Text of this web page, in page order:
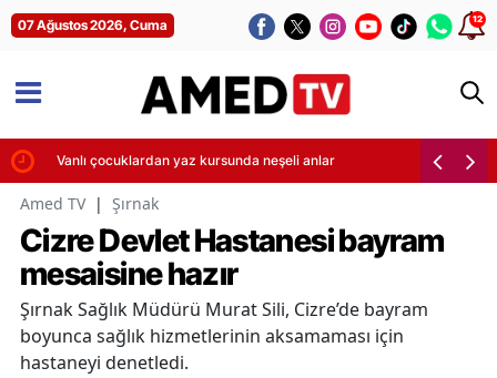
07 Ağustos 2026, Cuma 12
Vanlı çocuklardan yaz kursunda neşeli anlar
Amed TV | Şırnak
Cizre Devlet Hastanesi bayram
mesaisine hazır
Şırnak Sağlık Müdürü Murat Sili, Cizre’de bayram
boyunca sağlık hizmetlerinin aksamaması için
hastaneyi denetledi.